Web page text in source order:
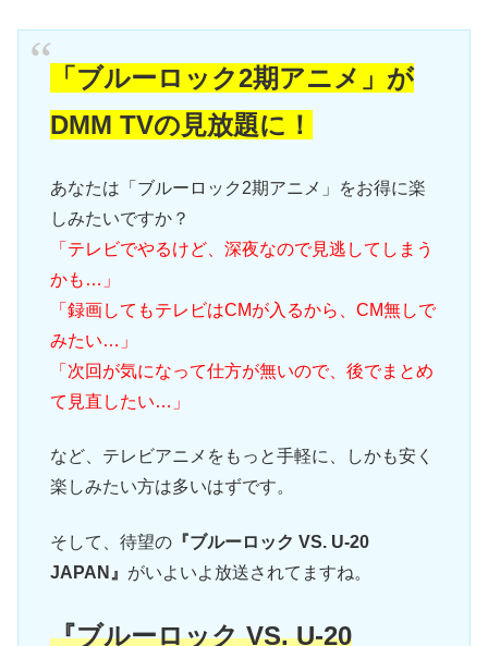
「ブルーロック2期アニメ」が
DMM TVの見放題に！
あなたは「ブルーロック2期アニメ」をお得に楽
しみたいですか？
「テレビでやるけど、深夜なので見逃してしまう
かも…」
「録画してもテレビはCMが入るから、CM無しで
みたい…」
「次回が気になって仕方が無いので、後でまとめ
て見直したい…」
など、テレビアニメをもっと手軽に、しかも安く
楽しみたい方は多いはずです。
そして、待望の『ブルーロック VS. U-20
JAPAN』 がいよいよ放送されてますね。
『ブルーロック VS. U-20